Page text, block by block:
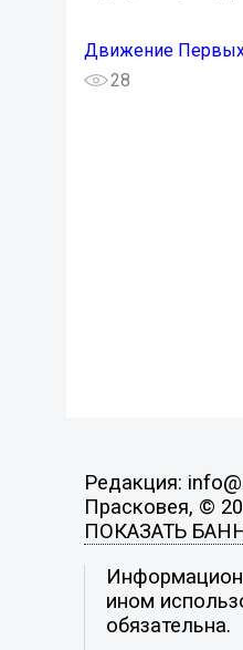
Движение
28
Редакция:
Прасковея, ©
ПОКАЗАТЬ
ином
обязательна.